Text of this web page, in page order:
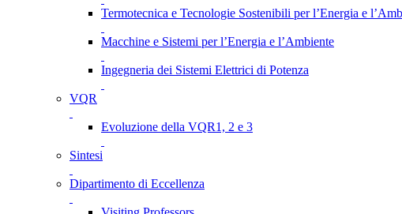
Termotecnica e Tecnologie Sostenibili per l’Energia e
Macchine e Sistemi per l’Energia e l’Ambiente
Ingegneria dei Sistemi Elettrici di Potenza
VQR
Evoluzione della VQR1, 2 e 3
Sintesi
Dipartimento di Eccellenza